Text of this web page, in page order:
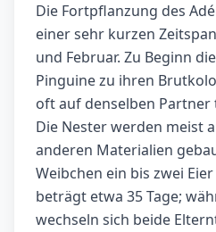
Die Fortpflanzung des
einer sehr kurzen
und Februar. Zu Beginn
Pinguine zu ihren
oft auf denselben Partner
Die Nester werden meist
anderen Materialien
Weibchen ein bis zwei
beträgt etwa 35 Tage;
wechseln sich beide